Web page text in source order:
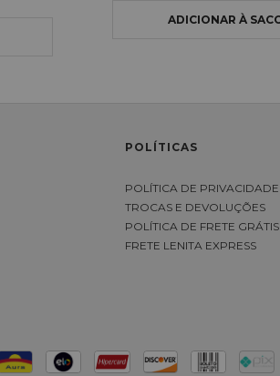
POLÍTICAS
POLÍTICA DE PRIVACIDADE
TROCAS E DEVOLUÇÕES
POLÍTICA DE FRETE GRÁTIS
FRETE LENITA EXPRESS